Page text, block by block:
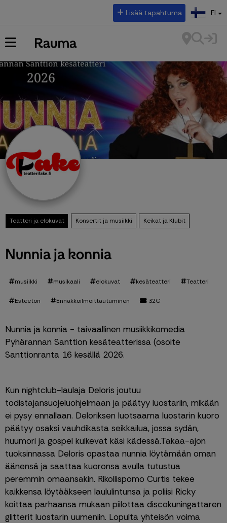
Lisää tapahtuma FI
Teatteri ja elokuvat Konsertit ja musiikki Keikat ja Klubit
Nunnia ja konnia
musiikki musikaali elokuvat kesäteatteri Teatteri
Esteetön Ennakkoilmoittautuminen 32€
Nunnia ja konnia - taivaallinen musiikkikomedia
Pyhärannan Santtion kesäteatterissa (osoite
Santtionranta 16 kesällä 2026.
Kun nightclub-laulaja Deloris joutuu
todistajansuojeluohjelmaan ja päätyy luostariin, mikään
ei pysy ennallaan. Deloriksen luotsaama luostarin kuoro
päätyy osaksi vauhdikasta seikkailua, jossa sydän,
huumori ja gospel kulkevat käsi kädessä.Takaa-ajon
tuoksinnassa Deloris opastaa nunnia löytämään oman
äänensä ja saattaa kuoronsa avulla tutustua
peremmin omaansakin. Rikollispomo Curtis tekee
kaikkensa löytääkseen laululintunsa ja poliisi Ricky
koittaa parhaansa mukaan piilottaa discokuningattaren
glitterit luostarin uumeniin. Lopulta yhteisön voima